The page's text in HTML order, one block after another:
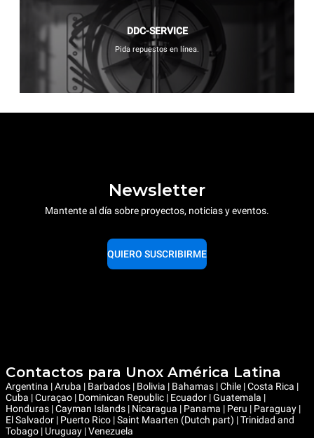
DDC-SERVICE
Pida repuestos en línea.
Newsletter
Mantente al día sobre proyectos, noticias y eventos.
QUIERO SUSCRIBIRME
Contactos para Unox América Latina
Argentina | Aruba | Barbados | Bolivia | Bahamas | Chile | Costa Rica |
Cuba | Curaçao | Dominican Republic | Ecuador | Guatemala |
Honduras | Cayman Islands | Nicaragua | Panama | Peru | Paraguay |
El Salvador | Puerto Rico | Saint Maarten (Dutch part) | Trinidad and
Tobago | Uruguay | Venezuela